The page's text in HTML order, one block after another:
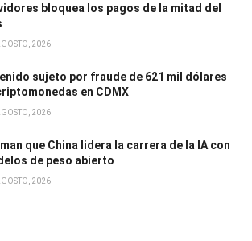
bloquea los pagos de la mitad del
2026
sujeto por fraude de 621 mil dólares
en CDMX
2026
que China lidera la carrera de la IA con
de peso abierto
2026